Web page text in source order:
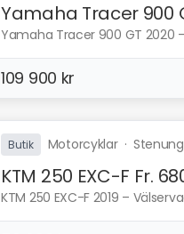
Yamaha Tracer 900
Yamaha Tracer 900 GT 2020
109 900 kr
Butik Motorcyklar·
KTM 250 EXC-F Fr.
KTM 250 EXC-F 2019 –